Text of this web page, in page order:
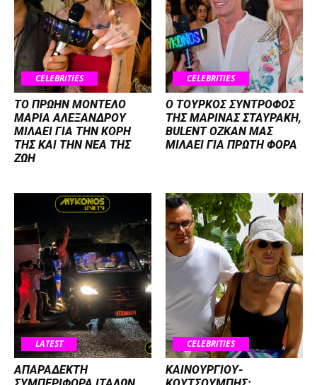
CELEBRITIES
ΤΟ ΠΡΩΗΝ ΜΟΝΤΕΛΟ
ΜΑΡΙΑ ΑΛΕΞΑΝΔΡΟΥ
ΜΙΛΑΕΙ ΓΙΑ ΤΗΝ ΚΟΡΗ
ΤΗΣ ΚΑΙ ΤΗΝ ΝΕΑ ΤΗΣ
ΖΩΗ
CELEBRITIES
Ο ΤΟΥΡΚΟΣ ΣΥΝΤΡΟΦΟΣ
ΤΗΣ ΜΑΡΙΝΑΣ ΣΤΑΥΡΑΚΗ,
BULENT OZKAN ΜΑΣ
ΜΙΛΑΕΙ ΓΙΑ ΠΡΩΤΗ ΦΟΡΑ
LATEST
ΑΠΑΡΑΔΕΚΤΗ
CELEBRITIES
ΚΑΙΝΟΥΡΓΙΟΥ-